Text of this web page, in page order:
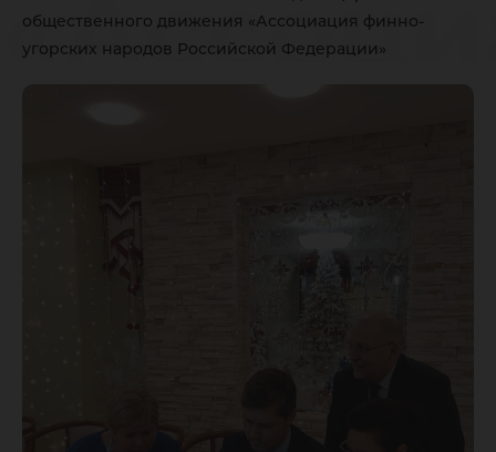
общественного движения «Ассоциация финно-
угорских народов Российской Федерации»
финно-
народов